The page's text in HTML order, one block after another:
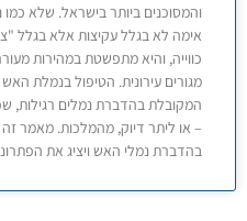
והמסוכנים ביותר בישראל. שלא
אימה לא בגלל עקיצות אלא בגלל
כווייה, והיא מתפשטת במהירות
מגורים עירונית. הטיפול בנמלת
המקובלת בהדברת נמלים רגילות,
– או ליתר דיוק, מהמלכות. מאמר זה
בהדברת נמלי האש ויציג את